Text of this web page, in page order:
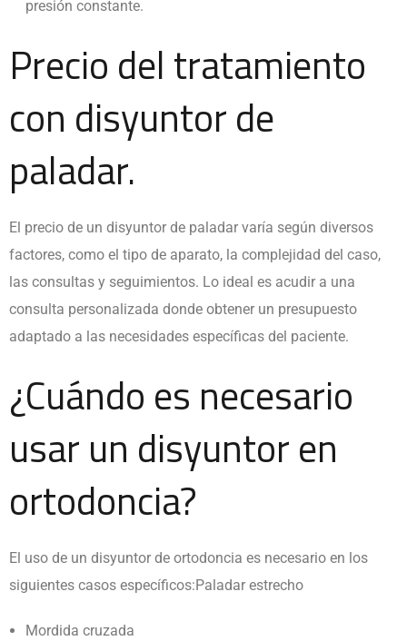
presión constante.
Precio del tratamiento
con disyuntor de
paladar.
El precio de un disyuntor de paladar varía según diversos
factores, como el tipo de aparato, la complejidad del caso,
las consultas y seguimientos. Lo ideal es acudir a una
consulta personalizada donde obtener un presupuesto
adaptado a las necesidades específicas del paciente.
¿Cuándo es necesario
usar un disyuntor en
ortodoncia?
El uso de un disyuntor de ortodoncia es necesario en los
siguientes casos específicos:Paladar estrecho
Mordida cruzada